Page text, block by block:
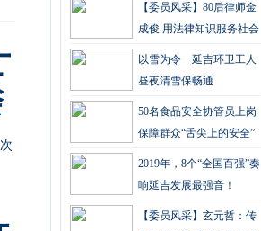
【委员风采】80后律师金
成俊 用法律知识服务社会
以雪为令 延吉环卫工人
昼夜清雪保畅通
50名食品安全协管员上岗
保障群众“舌尖上的安全”
2019年，8个“全国百强”奏
响延吉发展最强音！
【委员风采】玄元哲：传